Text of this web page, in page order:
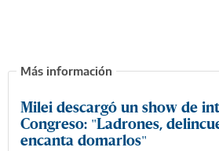
Milei descargó un show de
Congreso: "Ladrones,
encanta domarlos"